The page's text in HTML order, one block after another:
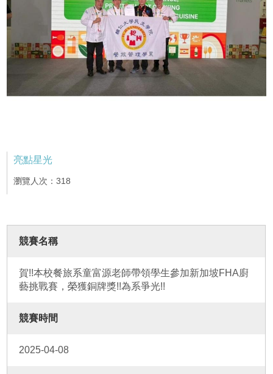
亮點星光
瀏覽人次：318
競賽名稱
賀!!本校餐旅系童富源老師帶領學生參加新加坡FHA廚
藝挑戰賽，榮獲銅牌獎!!為系爭光!!
競賽時間
2025-04-08